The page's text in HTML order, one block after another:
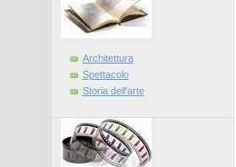
Architettura
Spettacolo
Storia dell'arte